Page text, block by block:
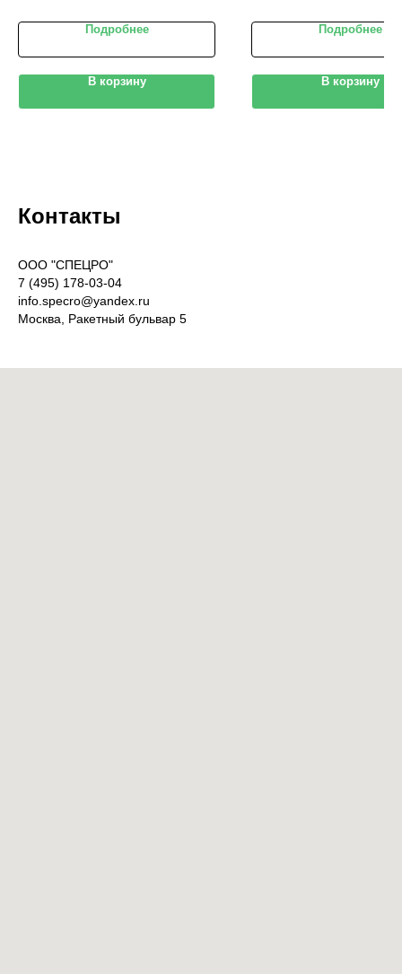
Подробнее
В корзину
Подробнее
В корзину
Контакты
OOO "СПЕЦРО"
7 (495) 178-03-04
info.specro@yandex.ru
Москва, Ракетный бульвар 5